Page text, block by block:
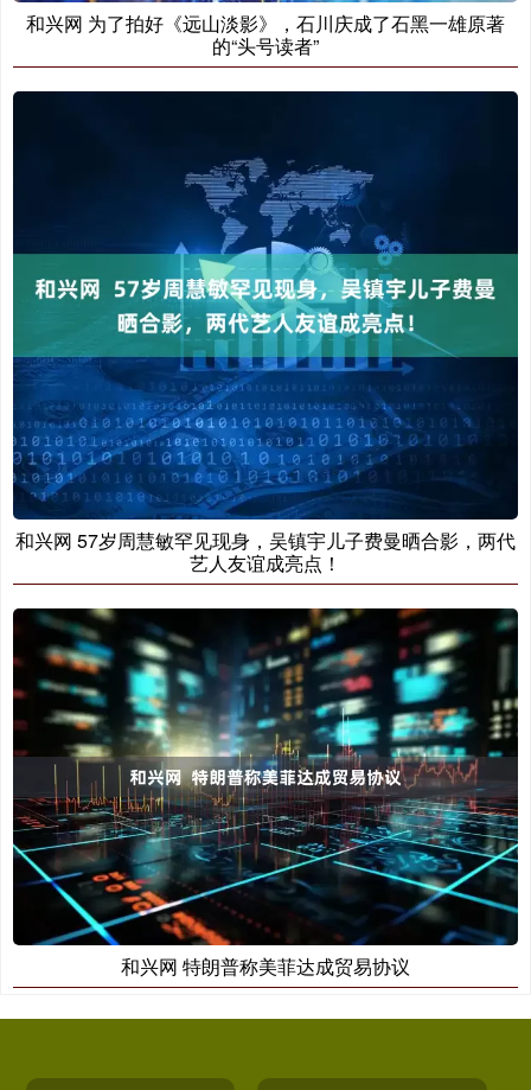
和兴网 为了拍好《远山淡影》，石川庆成了石黑一雄原著
的“头号读者”
和兴网 57岁周慧敏罕见现身，吴镇宇儿子费曼晒合影，两代
艺人友谊成亮点！
和兴网 特朗普称美菲达成贸易协议